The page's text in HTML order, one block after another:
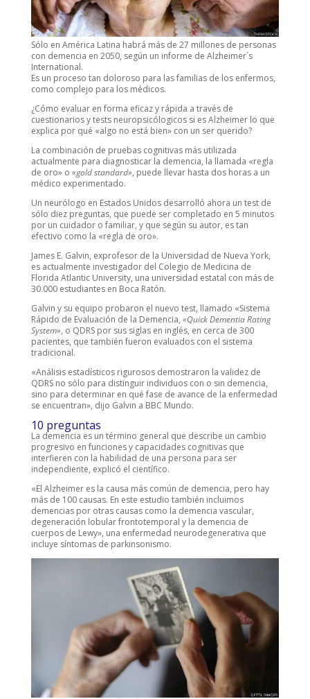
Sólo en América Latina habrá más de 27 millones de personas
con demencia en 2050, según un informe de Alzheimer´s
International.
Es un proceso tan doloroso para las familias de los enfermos,
como complejo para los médicos.
¿Cómo evaluar en forma eficaz y rápida a través de
cuestionarios y tests neuropsicólogicos si es Alzheimer lo que
explica por qué «algo no está bien» con un ser querido?
La combinación de pruebas cognitivas más utilizada
actualmente para diagnosticar la demencia, la llamada «regla
de oro» o «gold standard», puede llevar hasta dos horas a un
médico experimentado.
Un neurólogo en Estados Unidos desarrolló ahora un test de
sólo diez preguntas, que puede ser completado en 5 minutos
por un cuidador o familiar, y que según su autor, es tan
efectivo como la «regla de oro».
James E. Galvin, exprofesor de la Universidad de Nueva York,
es actualmente investigador del Colegio de Medicina de
Florida Atlantic University, una universidad estatal con más de
30.000 estudiantes en Boca Ratón.
Galvin y su equipo probaron el nuevo test, llamado «Sistema
Rápido de Evaluación de la Demencia, «Quick Dementia Rating
System», o QDRS por sus siglas en inglés, en cerca de 300
pacientes, que también fueron evaluados con el sistema
tradicional.
«Análisis estadísticos rigurosos demostraron la validez de
QDRS no sólo para distinguir individuos con o sin demencia,
sino para determinar en qué fase de avance de la enfermedad
se encuentran», dijo Galvin a BBC Mundo.
10 preguntas
La demencia es un término general que describe un cambio
progresivo en funciones y capacidades cognitivas que
interfieren con la habilidad de una persona para ser
independiente, explicó el científico.
«El Alzheimer es la causa más común de demencia, pero hay
más de 100 causas. En este estudio también incluimos
demencias por otras causas como la demencia vascular,
degeneración lobular frontotemporal y la demencia de
cuerpos de Lewy», una enfermedad neurodegenerativa que
incluye síntomas de parkinsonismo.